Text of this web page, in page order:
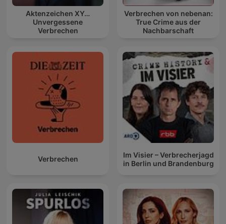
Aktenzeichen XY…
Unvergessene
Verbrechen
Verbrechen von nebenan:
True Crime aus der
Nachbarschaft
Verbrechen
Im Visier – Verbrecherjagd
in Berlin und Brandenburg